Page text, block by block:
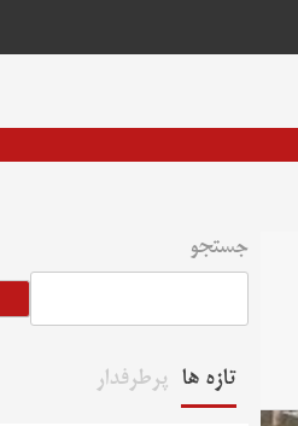
جستجو
تازه ها پرطرفدار